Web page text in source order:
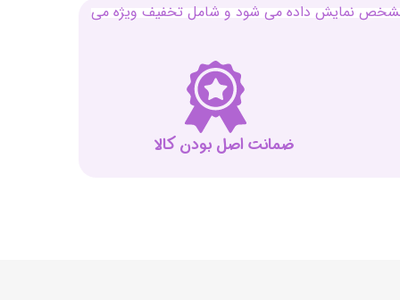
مشخص نمایش داده می شود و شامل تخفیف ویژه می
ضمانت اصل بودن کالا